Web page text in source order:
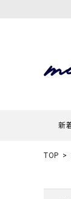
新
TOP